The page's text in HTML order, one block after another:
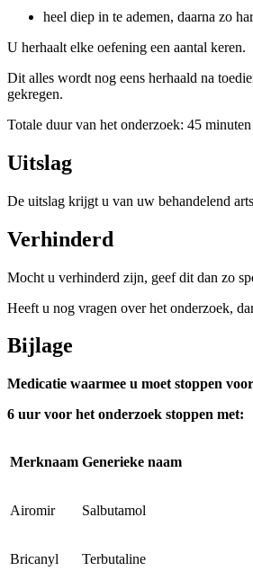
heel diep in te ademen, daarna zo
U herhaalt elke oefening een aantal keren.
Dit alles wordt nog eens herhaald na
gekregen.
Totale duur van het onderzoek: 45 minuten
Uitslag
De uitslag krijgt u van uw behandelend
Verhinderd
Mocht u verhinderd zijn, geef dit dan zo
Heeft u nog vragen over het onderzoek,
Bijlage
Medicatie waarmee u moet stoppen
6 uur voor het onderzoek stoppen met:
Merknaam Generieke naam
Airomir Salbutamol
Bricanyl Terbutaline